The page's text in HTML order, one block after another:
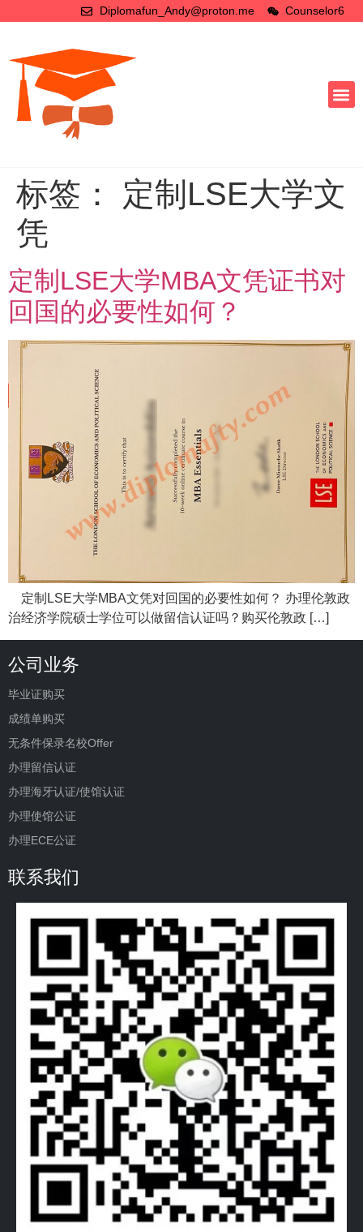
Diplomafun_Andy@proton.me Counselor6
标签： 定制LSE大学文
凭
定制LSE大学MBA文凭证书对
回国的必要性如何？
定制LSE大学MBA文凭对回国的必要性如何？ 办理伦敦政
治经济学院硕士学位可以做留信认证吗？购买伦敦政 […]
公司业务
毕业证购买
成绩单购买
无条件保录名校Offer
办理留信认证
办理海牙认证/使馆认证
办理使馆公证
办理ECE公证
联系我们